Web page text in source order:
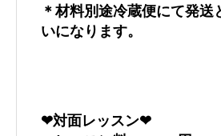
＊材料別途冷蔵便にて発送
いになります。
❤︎対面レッスン❤︎